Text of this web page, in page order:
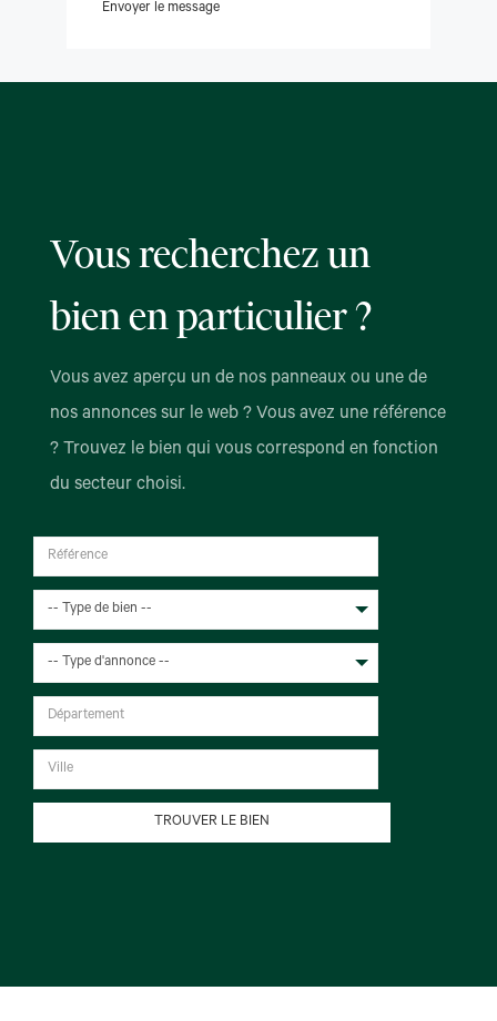
Envoyer le message
Vous recherchez un
bien en particulier ?
Vous avez aperçu un de nos panneaux ou une de
nos annonces sur le web ? Vous avez une référence
? Trouvez le bien qui vous correspond en fonction
du secteur choisi.
-- Type de bien --
-- Type d'annonce --
TROUVER LE BIEN